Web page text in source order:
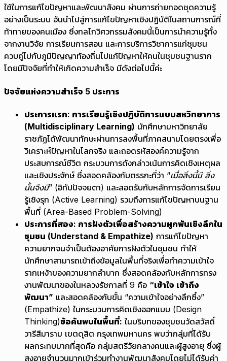
ใช้ในการแก้ไขปัญหาและพัฒนาสังคม ผ่านการถ่ายทอดชุดความรู้
อย่างเป็นระบบ อันนำไปสู่การแก้ไขปัญหาเชิงปฏิบัติในสถานการณ์ที่
ท้าทายของคนเมือง ซึ่งกลไกวิศวกรรมสังคมนี้เป็นการนำความรู้ทั้ง
จากงานวิจัย การเรียนการสอน และการบริการวิชาการแก่ชุมชน
ควบคู่ไปกับภูมิปัญญาท้องถิ่นไปแก้ปัญหาให้คนในชุมชนฐานราก
โดยมีปัจจัยที่ทำให้เกิดความสำเร็จ มีดังต่อไปนี้ค่ะ
ปัจจัยแห่งความสำเร็จ 5 ประการ
ประการแรก: การเรียนรู้เชิงปฏิบัติการแบบสหวิทยาการ
(Multidisciplinary Learning) นักศึกษามหาวิทยาลัย
ราชภัฏได้พัฒนาทักษะผ่านการลงพื้นที่ภาคสนามโดยตรงเพื่อ
วิเคราะห์ปัญหาในโลกจริง และถอดรหัสองค์ความรู้จาก
ประสบการณ์ชีวิต กระบวนการดังกล่าวเน้นการคิดเชิงเหตุผล
และเชิงประจักษ์ ซึ่งสอดคล้องกับตรรกะที่ว่า “เมื่อสิ่งนี้มี สิ่ง
นั้นจึงมี” (อิทัปปัจจยตา) และสอดรับกับหลักการจัดการเรียน
รู้เชิงรุก (Active Learning) รวมถึงการแก้ไขปัญหาบนฐาน
พื้นที่ (Area-Based Problem-Solving)
ประการที่สอง: การฝังตัวเพื่อสร้างความผูกพันเชิงลึกใน
ชุมชน (Understand & Empathize) การแก้ไขปัญหา
ความยากจนจำเป็นต้องอาศัยการฝังตัวในชุมชน ทำให้
นักศึกษาสามารถเข้าถึงข้อมูลในพื้นที่จริงเพื่อทำความเข้าใจ
รากเหง้าของความยากลำบาก ซึ่งสอดคล้องกับหลักการทรง
งานพัฒนาของในหลวงรัชกาลที่ 9 คือ “เข้าใจ เข้าถึง
พัฒนา” และสอดคล้องกับขั้น “ความเข้าใจอย่างลึกซึ้ง”
(Empathize) ในกระบวนการคิดเชิงออกแบบ (Design
Thinking)ข้อค้นพบในพื้นที่: ในบริบทของชุมชนวัดสวัสดิ์
วารีสีมาราม เขตดุสิต กรุงเทพมหานคร พบว่ากลุ่มที่ได้รับ
ผลกระทบมากที่สุดคือ กลุ่มสตรีวัยกลางคนและผู้สูงอายุ ซึ่งผู้
สูงอายุจำนวนมากเข้าร่วมทำงานพัฒนาสังคมโดยไม่ได้รับค่า